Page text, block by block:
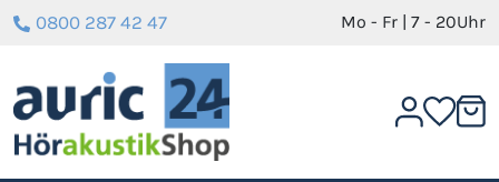
0800 287 42 47 Mo - Fr | 7 - 20Uhr